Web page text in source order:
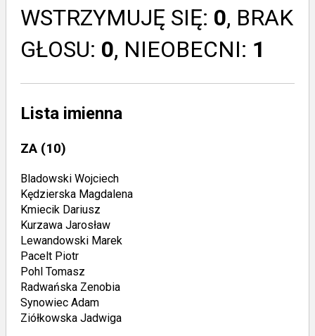
WSTRZYMUJĘ SIĘ: 0, BRAK
GŁOSU: 0, NIEOBECNI: 1
Lista imienna
ZA (10)
Bladowski Wojciech
Kędzierska Magdalena
Kmiecik Dariusz
Kurzawa Jarosław
Lewandowski Marek
Pacelt Piotr
Pohl Tomasz
Radwańska Zenobia
Synowiec Adam
Ziółkowska Jadwiga